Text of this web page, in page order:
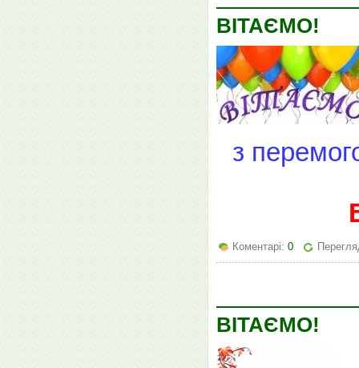
ВІТАЄМО!
з
Коментарі: 0
ВІТАЄМО!